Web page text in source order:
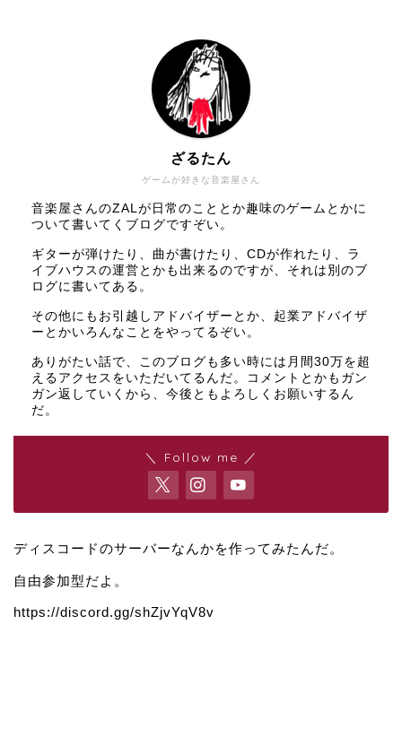
ゲームが好きな音楽屋さん
ざるたん
音楽屋さんのZALが日常のこととか趣味のゲームとかに
ついて書いてくブログですぞい。
ギターが弾けたり、曲が書けたり、CDが作れたり、ラ
イブハウスの運営とかも出来るのですが、それは別のブ
ログに書いてある。
その他にもお引越しアドバイザーとか、起業アドバイザ
ーとかいろんなことをやってるぞい。
ありがたい話で、このブログも多い時には月間30万を超
えるアクセスをいただいてるんだ。コメントとかもガン
ガン返していくから、今後ともよろしくお願いするん
だ。
＼ Follow me ／
ディスコードのサーバーなんかを作ってみたんだ。
自由参加型だよ。
https://discord.gg/shZjvYqV8v